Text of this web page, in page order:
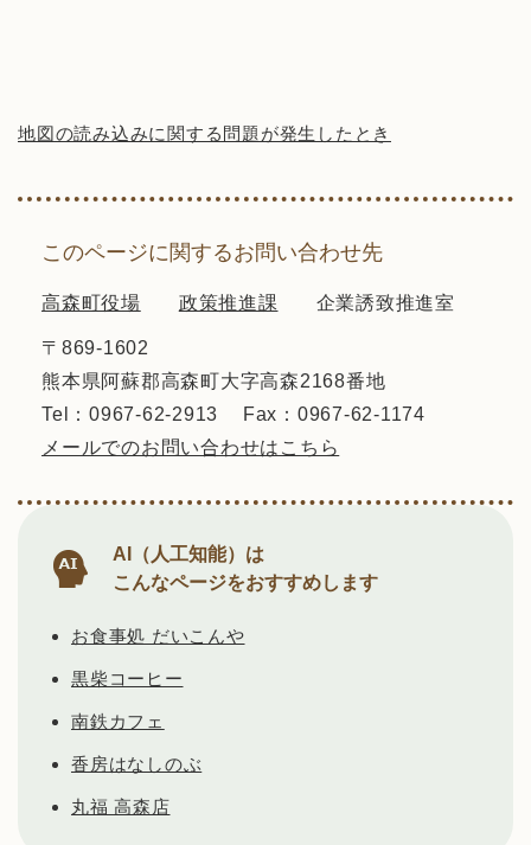
地図の読み込みに関する問題が発生したとき
このページに関するお問い合わせ先
高森町役場 政策推進課 企業誘致推進室
〒869-1602
熊本県阿蘇郡高森町大字高森2168番地
Tel：0967-62-2913
Fax：0967-62-1174
メールでのお問い合わせはこちら
AI（人工知能）は
こんなページをおすすめします
お食事処 だいこんや
黒柴コーヒー
南鉄カフェ
香房はなしのぶ
丸福 高森店